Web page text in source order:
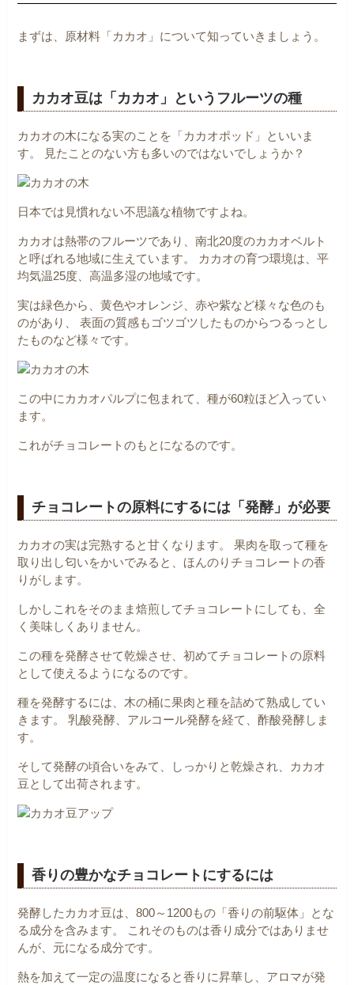
まずは、原材料「カカオ」について知っていきましょう。
カカオ豆は「カカオ」というフルーツの種
カカオの木になる実のことを「カカオポッド」といいま
す。
見たことのない方も多いのではないでしょうか？
日本では見慣れない不思議な植物ですよね。
カカオは熱帯のフルーツであり、南北20度のカカオベルト
と呼ばれる地域に生えています。
カカオの育つ環境は、平
均気温25度、高温多湿の地域です。
実は緑色から、黄色やオレンジ、赤や紫など様々な色のも
のがあり、
表面の質感もゴツゴツしたものからつるっとし
たものなど様々です。
この中にカカオパルプに包まれて、種が60粒ほど入ってい
ます。
これがチョコレートのもとになるのです。
チョコレートの原料にするには「発酵」が必要
カカオの実は完熟すると甘くなります。
果肉を取って種を
取り出し匂いをかいでみると、ほんのりチョコレートの香
りがします。
しかしこれをそのまま焙煎してチョコレートにしても、全
く美味しくありません。
この種を発酵させて乾燥させ、初めてチョコレートの原料
として使えるようになるのです。
種を発酵するには、木の桶に果肉と種を詰めて熟成してい
きます。
乳酸発酵、アルコール発酵を経て、酢酸発酵しま
す。
そして発酵の頃合いをみて、しっかりと乾燥され、カカオ
豆として出荷されます。
香りの豊かなチョコレートにするには
発酵したカカオ豆は、800～1200もの「香りの前駆体」とな
る成分を含みます。
これそのものは香り成分ではありませ
んが、元になる成分です。
熱を加えて一定の温度になると香りに昇華し、アロマが発